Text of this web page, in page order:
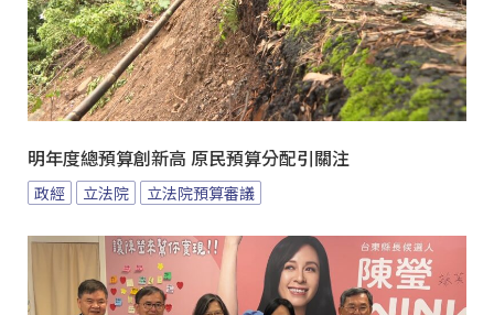
明年度總預算創新高 原民預算分配引關注
政經 立法院 立法院預算審議